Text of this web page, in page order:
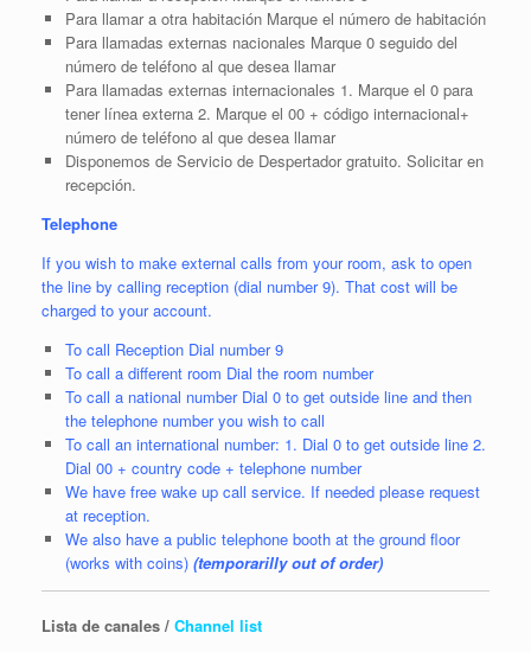
Para llamar a otra habitación Marque el número de habitación
Para llamadas externas nacionales Marque 0 seguido del
número de teléfono al que desea llamar
Para llamadas externas internacionales 1. Marque el 0 para
tener línea externa 2. Marque el 00 + código internacional+
número de teléfono al que desea llamar
Disponemos de Servicio de Despertador gratuito. Solicitar en
recepción.
Telephone
If you wish to make external calls from your room, ask to open
the line by calling reception (dial number 9). That cost will be
charged to your account.
To call Reception Dial number 9
To call a different room Dial the room number
To call a national number Dial 0 to get outside line and then
the telephone number you wish to call
To call an international number: 1. Dial 0 to get outside line 2.
Dial 00 + country code + telephone number
We have free wake up call service. If needed please request
at reception.
We also have a public telephone booth at the ground floor
(works with coins) (temporarilly out of order)
Lista de canales / Channel list